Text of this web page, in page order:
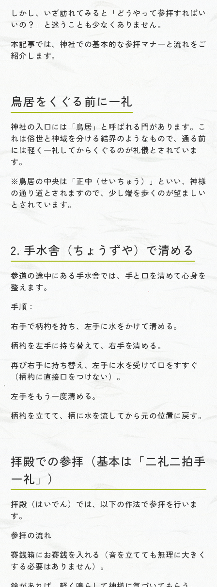
しかし、いざ訪れてみると「どうやって参拝すればい
いの？」と迷うことも少なくありません。
本記事では、神社での基本的な参拝マナーと流れをご
紹介します。
鳥居をくぐる前に一礼
神社の入口には「鳥居」と呼ばれる門があります。こ
れは俗世と神域を分ける結界のようなもので、通る前
には軽く一礼してからくぐるのが礼儀とされていま
す。
※鳥居の中央は「正中（せいちゅう）」といい、神様
の通り道とされますので、少し端を歩くのが望ましい
とされています。
2. 手水舎（ちょうずや）で清める
参道の途中にある手水舎では、手と口を清めて心身を
整えます。
手順：
右手で柄杓を持ち、左手に水をかけて清める。
柄杓を左手に持ち替えて、右手を清める。
再び右手に持ち替え、左手に水を受けて口をすすぐ
（柄杓に直接口をつけない）。
左手をもう一度清める。
柄杓を立てて、柄に水を流してから元の位置に戻す。
拝殿での参拝（基本は「二礼二拍手
一礼」）
拝殿（はいでん）では、以下の作法で参拝を行いま
す。
参拝の流れ
賽銭箱にお賽銭を入れる（音を立てても無理に大きく
する必要はありません）。